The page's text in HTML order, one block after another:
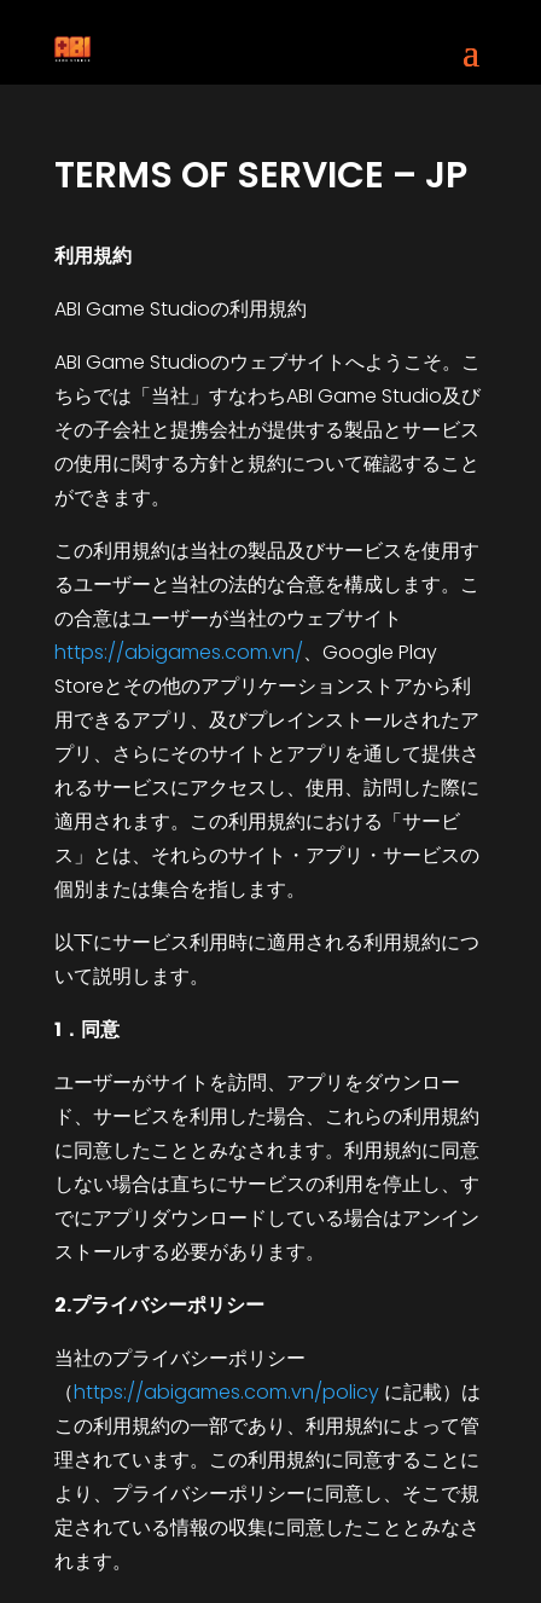
TERMS OF SERVICE – JP
利用規約
ABI Game Studioの利用規約
ABI Game Studioのウェブサイトへようこそ。こ
ちらでは「当社」すなわちABI Game Studio及び
その子会社と提携会社が提供する製品とサービス
の使用に関する方針と規約について確認すること
ができます。
この利用規約は当社の製品及びサービスを使用す
るユーザーと当社の法的な合意を構成します。こ
の合意はユーザーが当社のウェブサイト
https://abigames.com.vn/、Google Play
Storeとその他のアプリケーションストアから利
用できるアプリ、及びプレインストールされたア
プリ、さらにそのサイトとアプリを通して提供さ
れるサービスにアクセスし、使用、訪問した際に
適用されます。この利用規約における「サービ
ス」とは、それらのサイト・アプリ・サービスの
個別または集合を指します。
以下にサービス利用時に適用される利用規約につ
いて説明します。
1．同意
ユーザーがサイトを訪問、アプリをダウンロー
ド、サービスを利用した場合、これらの利用規約
に同意したこととみなされます。利用規約に同意
しない場合は直ちにサービスの利用を停止し、す
でにアプリダウンロードしている場合はアンイン
ストールする必要があります。
2.プライバシーポリシー
当社のプライバシーポリシー
（https://abigames.com.vn/policy に記載）は
この利用規約の一部であり、利用規約によって管
理されています。この利用規約に同意することに
より、プライバシーポリシーに同意し、そこで規
定されている情報の収集に同意したこととみなさ
れます。